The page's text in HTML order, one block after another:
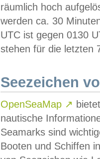
räumlich hoch
werden ca. 30
UTC ist gegen 0130
stehen für die letzten
Seezeichen
OpenSeaMap ↗
nautische
Seamarks sind
Booten und Schiffen